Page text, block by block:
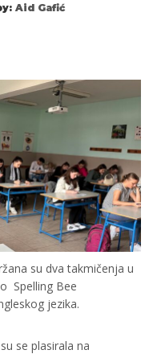
Aid Gafić
su dva takmičenja u
Spelling Bee
jezika.
se plasirala na